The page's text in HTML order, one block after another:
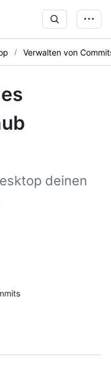
Verwalten von
deinen